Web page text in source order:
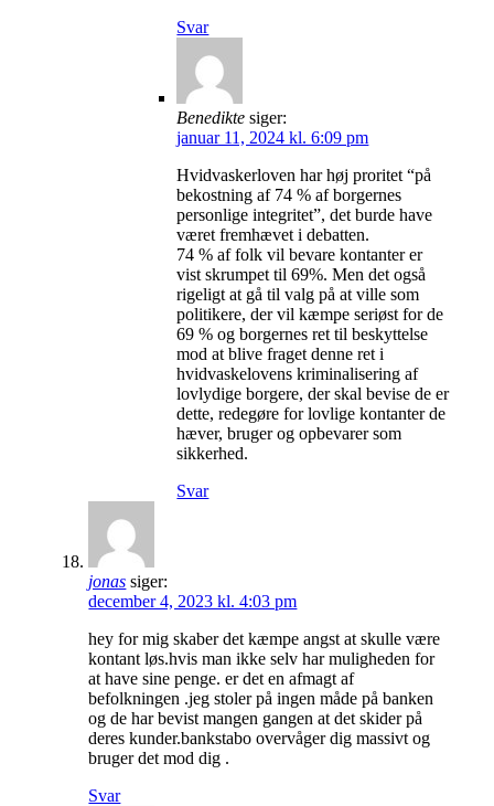
Svar
Benedikte siger:
januar 11, 2024 kl. 6:09 pm
Hvidvaskerloven har høj proritet “på
bekostning af 74 % af borgernes
personlige integritet”, det burde have
været fremhævet i debatten.
74 % af folk vil bevare kontanter er
vist skrumpet til 69%. Men det også
rigeligt at gå til valg på at ville som
politikere, der vil kæmpe seriøst for de
69 % og borgernes ret til beskyttelse
mod at blive fraget denne ret i
hvidvaskelovens kriminalisering af
lovlydige borgere, der skal bevise de er
dette, redegøre for lovlige kontanter de
hæver, bruger og opbevarer som
sikkerhed.
Svar
jonas siger:
december 4, 2023 kl. 4:03 pm
hey for mig skaber det kæmpe angst at skulle være
kontant løs.hvis man ikke selv har muligheden for
at have sine penge. er det en afmagt af
befolkningen .jeg stoler på ingen måde på banken
og de har bevist mangen gangen at det skider på
deres kunder.bankstabo overvåger dig massivt og
bruger det mod dig .
Svar